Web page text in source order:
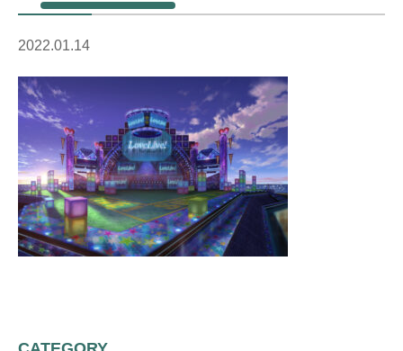
2022.01.14